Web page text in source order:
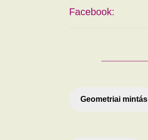
Facebook:
Geometriai mintás